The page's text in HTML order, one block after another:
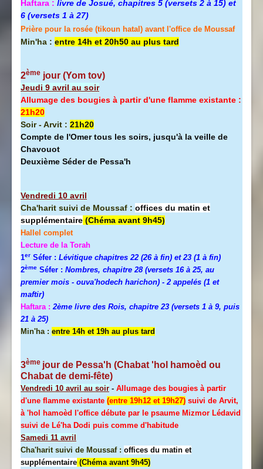
Haftara : livre de Josué, chapitres 5 (versets 2 à 15) et
6 (versets 1 à 27)
Prière pour la rosée (tikoun hatal) avant l'office de Moussaf
Min'ha : entre 14h et 20h50 au plus tard
2ème jour (Yom tov)
Jeudi 9 avril au soir
Allumage des bougies à partir d'une flamme existante :
21h20
Soir - Arvit : 21h20
Compte de l'Omer tous les soirs, jusqu'à la veille de
Chavouot
Deuxième Séder de Pessa'h
Vendredi 10 avril
Cha'harit suivi de Moussaf : offices du matin et
supplémentaire (Chéma avant 9h45)
Hallel complet
Lecture de la Torah
1er Séfer : Lévitique chapitres 22 (26 à fin) et 23 (1 à fin)
2ème Séfer : Nombres, chapitre 28 (versets 16 à 25, au
premier mois - ouva'hodech harichon) - 2 appelés (1 et
maftir)
Haftara : 2ème livre des Rois, chapitre 23 (versets 1 à 9, puis
21 à 25)
Min'ha : entre 14h et 19h au plus tard
3ème jour de Pessa'h (Chabat 'hol hamoèd ou
Chabat de demi-fête)
Vendredi 10 avril au soir - Allumage des bougies à partir
d'une flamme existante (entre 19h12 et 19h27) suivi de Arvit,
à 'hol hamoèd l'office débute par le psaume Mizmor Lédavid
suivi de Lé'ha Dodi puis comme d'habitude
Samedi 11 avril
Cha'harit suivi de Moussaf : offices du matin et
supplémentaire (Chéma avant 9h45)